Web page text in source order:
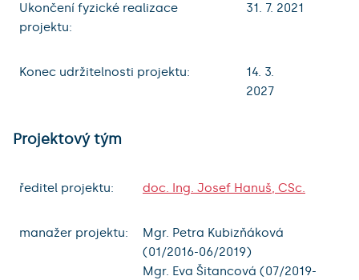
Ukončení fyzické realizace
projektu:
31. 7. 2021​
Konec udržitelnosti projektu:
14. 3.
2027
Projektový tým
ředitel projektu: doc. Ing. Josef Hanuš, CSc.
manažer projektu:
Mgr. Petra Kubizňáková
(01/2016-06/2019)
Mgr. Eva Šitancová (07/2019-